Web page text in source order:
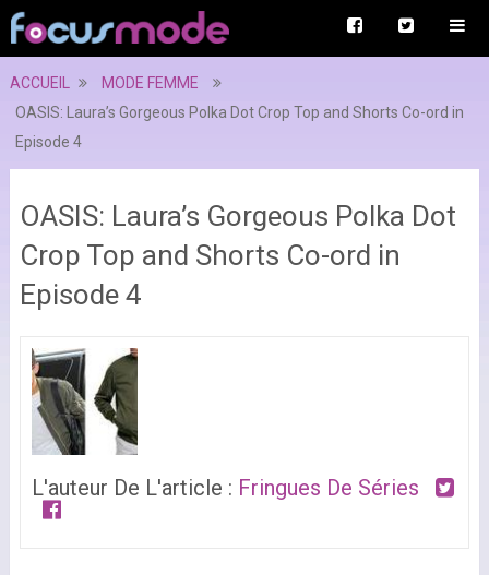
ACCUEIL
MODE FEMME
OASIS: Laura’s Gorgeous Polka Dot Crop Top and Shorts Co-ord in
Episode 4
OASIS: Laura’s Gorgeous Polka Dot
Crop Top and Shorts Co-ord in
Episode 4
L'auteur De L'article : Fringues De Séries